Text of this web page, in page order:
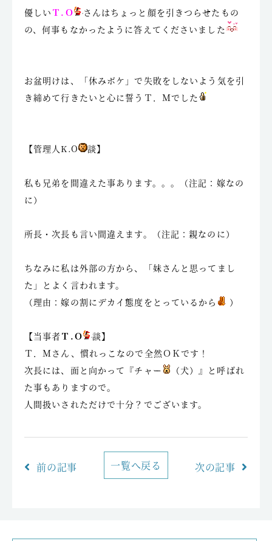
優しい Ｔ.Ｏ さんはちょっと顔を引きつらせたもの
の、何事もなかったように答えてくださいました
お盆明けは、「休みボケ」で失敗をしないよう気を引
き締めて行きたいと心に誓うＴ．Ｍでした
【管理人K.O 談】
私も兄弟を間違えた事あります。。。（注記：嫁なの
に）
所長・次長も言い間違えます。（注記：親なのに）
ちなみに私は外部の方から、「妹さんと思ってまし
た」とよく言われます。
（理由：嫁の割にデカイ態度をとっているから
）
【当事者 Ｔ.Ｏ
談】
Ｔ．Ｍさん、慣れっこなので全然ＯＫです！
次長には、面と向かって『チャー
（犬）』と呼ばれ
た事もありますので。
人間扱いされただけで十分？でございます。
前の記事 一覧へ戻る 次の記事